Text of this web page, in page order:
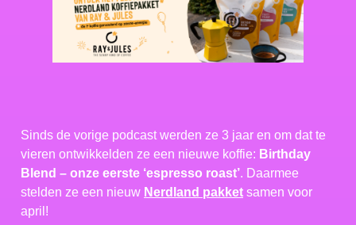
Sinds de vorige podcast werden ze 3 jaar en om dat te
vieren ontwikkelden ze een nieuwe koffie: Birthday
Blend – onze eerste ‘espresso roast’. Daarmee
stelden ze een nieuw Nerdland pakket samen voor
april!